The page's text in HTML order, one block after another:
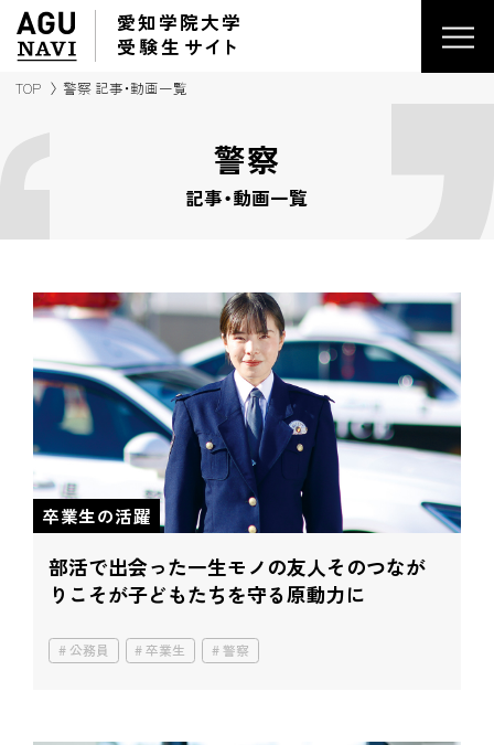
愛知学院大学
受験生 サイ ト
TOP 警察 記事・動画一覧
警察
記事・動画一覧
卒業生の活躍
部活で出会った一生モノの友人そのつなが
りこそが子どもたちを守る原動力に
公務員 卒業生 警察